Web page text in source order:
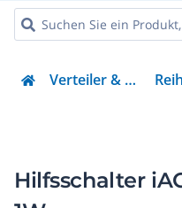
Verteiler & Energieverteilung
Hilfsschalter